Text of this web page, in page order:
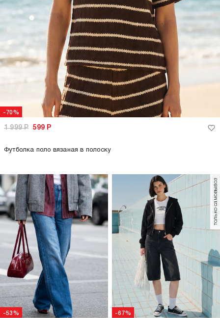
-70%
1 999Р 599 Р
Футболка поло вязаная в полоску
-53% -67%
только самовывоз